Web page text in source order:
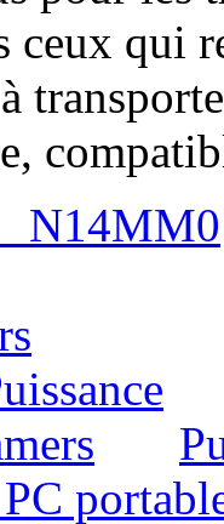
ceux qui